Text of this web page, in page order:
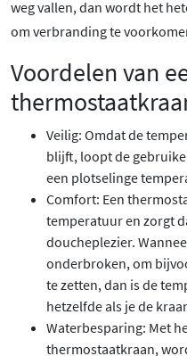
weg vallen, dan wordt het
om verbranding te
Voordelen van
Veilig: Omdat de
blijft, loopt de
een plotselinge
Comfort: Een
temperatuur en zorgt
doucheplezier.
onderbroken, om
te zetten, dan is de
hetzelfde als je de
Waterbesparing: Met
thermostaatkraan,